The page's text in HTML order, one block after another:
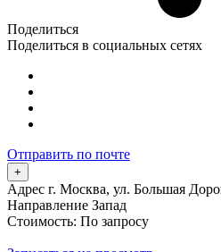
Поделиться
Поделиться в социальных сетях
Отправить по почте
+
Адрес г. Москва, ул. Большая
Направление Запад
Стоимость: По запросу